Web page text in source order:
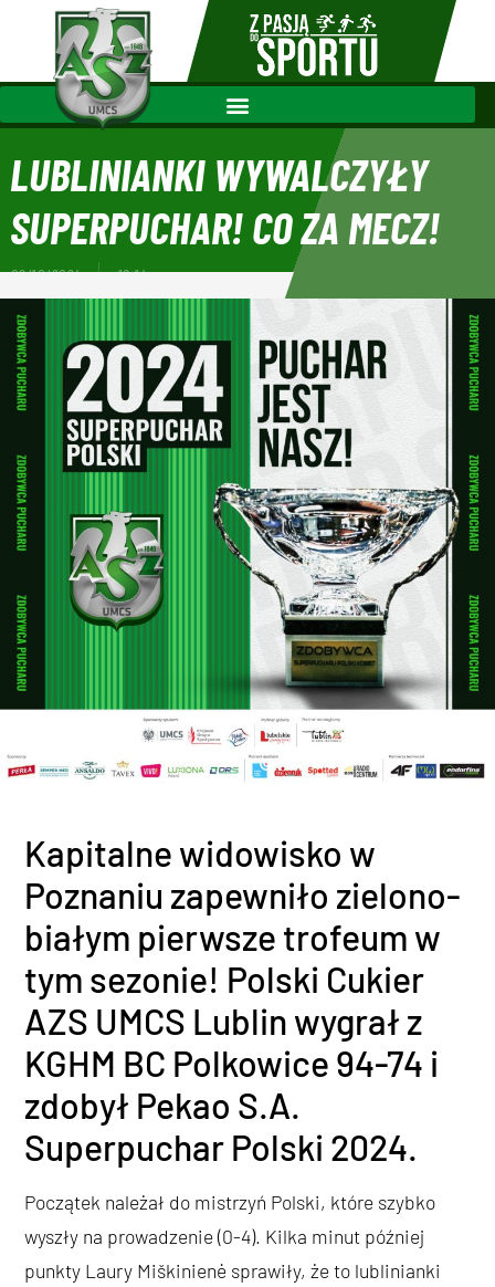
LUBLINIANKI WYWALCZYŁY
SUPERPUCHAR! CO ZA MECZ!
02/10/2024 18:14
Kapitalne widowisko w
Poznaniu zapewniło zielono-
białym pierwsze trofeum w
tym sezonie! Polski Cukier
AZS UMCS Lublin wygrał z
KGHM BC Polkowice 94-74 i
zdobył Pekao S.A.
Superpuchar Polski 2024.
Początek należał do mistrzyń Polski, które szybko
wyszły na prowadzenie (0-4). Kilka minut później
punkty Laury Miškinienė sprawiły, że to lublinianki